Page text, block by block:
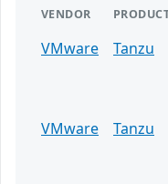
VENDOR
VMware Tanzu
VMware
Tanzu